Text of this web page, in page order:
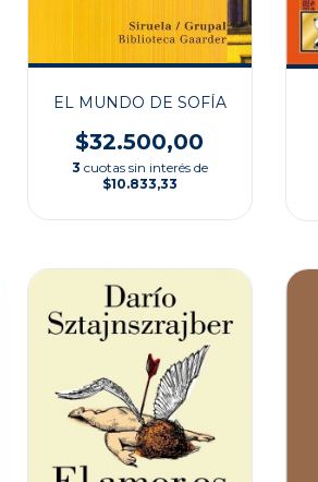
EL MUNDO DE SOFÍA
$32.500,00
3 cuotas sin interés de
$10.833,33